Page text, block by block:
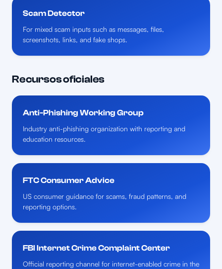
Scam Detector
For mixed scam inputs such as messages, files,
screenshots, links, and fake shops.
Recursos oficiales
Anti-Phishing Working Group
Industry anti-phishing organization with reporting and
education resources.
FTC Consumer Advice
US consumer guidance for scams, fraud patterns, and
reporting options.
FBI Internet Crime Complaint Center
Official reporting channel for internet-enabled crime in the